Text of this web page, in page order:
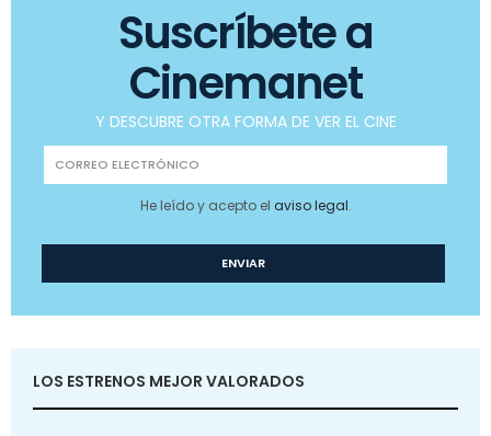
Suscríbete a
Cinemanet
Y DESCUBRE OTRA FORMA DE VER EL CINE
He leído y acepto el aviso legal.
LOS ESTRENOS MEJOR VALORADOS